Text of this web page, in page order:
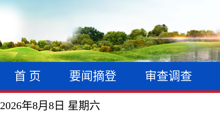
首 页 要闻摘登 审查调查
2026年8月8日 星期六